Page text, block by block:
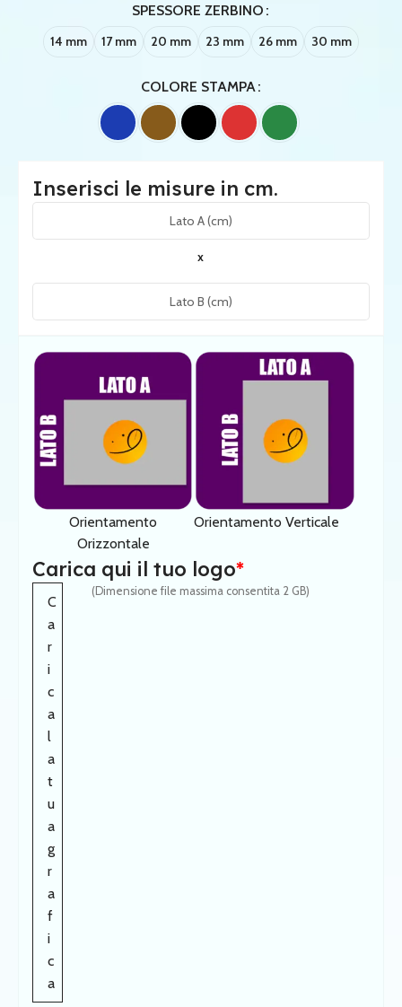
SPESSORE ZERBINO
14 mm 17 mm 20 mm 23 mm 26 mm 30 mm
COLORE STAMPA
Inserisci le misure in cm.
x
Orientamento
Orizzontale
Orientamento Verticale
*
Carica qui il tuo logo
C
a
r
i
c
a
l
a
t
u
a
g
r
a
f
i
c
a
(Dimensione file massima consentita 2 GB)